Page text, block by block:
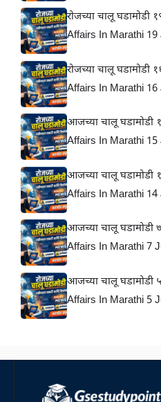
रोजच्या चालू
Affairs In Marathi 19
रोजच्या चालू
Affairs In Marathi 16
आजच्या चालू
Affairs In Marathi 15
आजच्या चालू
Affairs In Marathi 14
आजच्या चालू
Affairs In Marathi 7
आजच्या चालू
Affairs In Marathi 5